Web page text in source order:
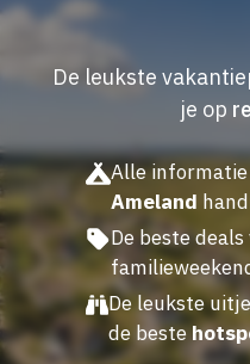
De leukste
je op
Alle informatie
Ameland
De beste
De leukste
de beste